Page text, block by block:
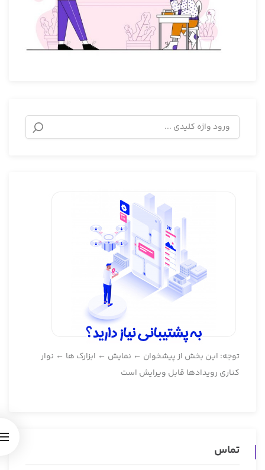
توجه: این بخش از پیشخوان ← نمایش ← ابزارک ها ← نوار
کناری رویدادها قابل ویرایش است
تماس